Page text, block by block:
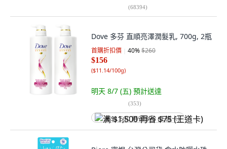
(68394)
Dove 多芬 直順亮澤潤髮乳, 700g, 2瓶
首購折扣價 40%$260
$156
($11.14/100g)
明天 8/7 (五) 預計送達
(353)
满 $1,500 再省 $75 (王道卡)